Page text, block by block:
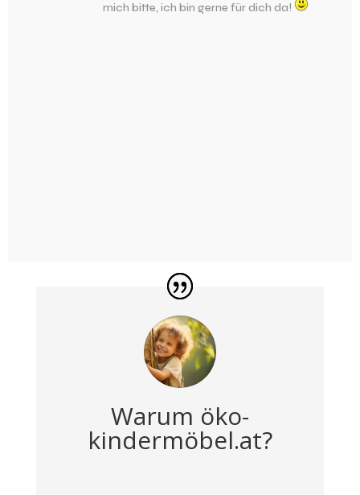
mich bitte, ich bin gerne für dich da!
Warum öko-
kindermöbel.at?